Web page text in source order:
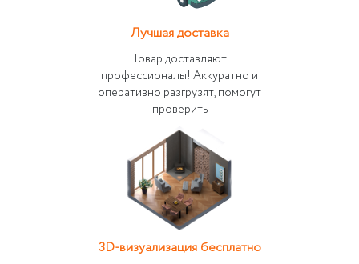
Лучшая доставка
Товар доставляют
профессионалы! Аккуратно и
оперативно разгрузят, помогут
проверить
3D-визуализация бесплатно